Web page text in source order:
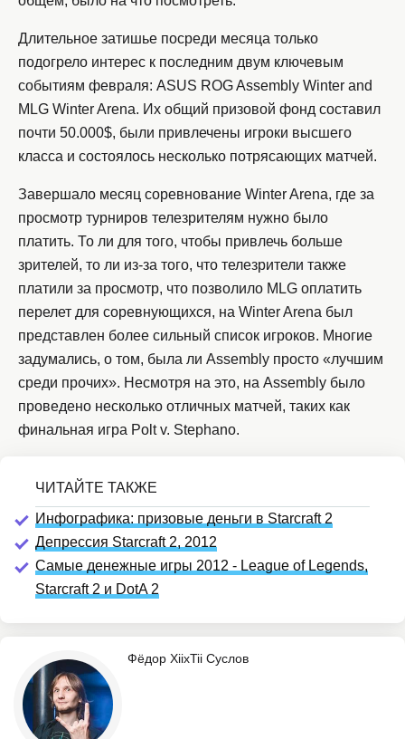
Длительное затишье посреди месяца только
подогрело интерес к последним двум ключевым
событиям февраля: ASUS ROG Assembly Winter and
MLG Winter Arena. Их общий призовой фонд составил
почти 50.000$, были привлечены игроки высшего
класса и состоялось несколько потрясающих матчей.
Завершало месяц соревнование Winter Arena, где за
просмотр турниров телезрителям нужно было
платить. То ли для того, чтобы привлечь больше
зрителей, то ли из-за того, что телезрители также
платили за просмотр, что позволило MLG оплатить
перелет для соревнующихся, на Winter Arena был
представлен более сильный список игроков. Многие
задумались, о том, была ли Assembly просто «лучшим
среди прочих». Несмотря на это, на Assembly было
проведено несколько отличных матчей, таких как
финальная игра Polt v. Stephano.
Инфографика: призовые деньги в Starcraft 2
Депрессия Starcraft 2, 2012
Самые денежные игры 2012 - League of Legends,
Starcraft 2 и DotA 2
Фёдор XiixTii Суслов